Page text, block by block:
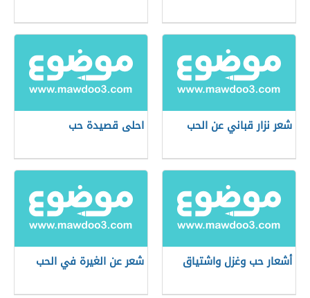
شعر نزار قباني عن الحب احلى قصيدة حب
أشعار حب وغزل واشتياق شعر عن الغيرة في الحب